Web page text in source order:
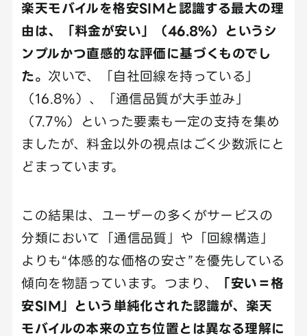
楽天モバイルを格安SIMと認識する最大の理
由は、「料金が安い」（46.8%）というシ
ンプルかつ直感的な評価に基づくものでし
た。 次いで、「自社回線を持っている」
（16.8%）、「通信品質が大手並み」
（7.7%）といった要素も一定の支持を集め
ましたが、料金以外の視点はごく少数派にと
どまっています。
この結果は、ユーザーの多くがサービスの
分類において「通信品質」や「回線構造」
よりも“体感的な価格の安さ”を優先している
傾向を物語っています。つまり、
「安い＝格
安SIM」という単純化された認識が、楽天
モバイルの本来の立ち位置とは異なる理解に